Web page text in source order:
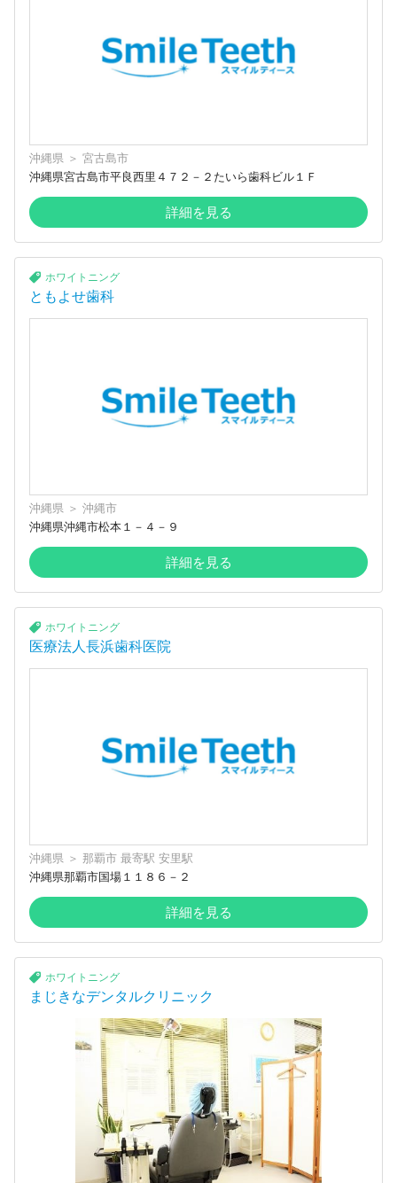
沖縄県 ＞ 宮古島市
沖縄県宮古島市平良西里４７２－２たいら歯科ビル１Ｆ
詳細を見る
ホワイトニング
ともよせ歯科
沖縄県 ＞ 沖縄市
沖縄県沖縄市松本１－４－９
詳細を見る
ホワイトニング
医療法人長浜歯科医院
沖縄県 ＞ 那覇市 最寄駅 安里駅
沖縄県那覇市国場１１８６－２
詳細を見る
ホワイトニング
まじきなデンタルクリニック